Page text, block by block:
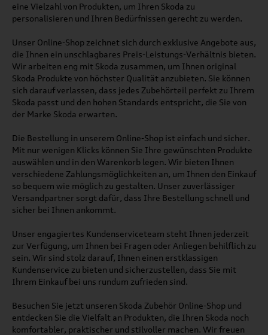
eine Vielzahl von Produkten, um Ihren Skoda zu
personalisieren und Ihren Bedürfnissen gerecht zu werden.
Unser Online-Shop zeichnet sich durch exklusive Angebote aus,
die Ihnen ein unschlagbares Preis-Leistungs-Verhältnis bieten.
Wir arbeiten eng mit Skoda zusammen, um Ihnen original
Skoda Produkte von höchster Qualität anzubieten. Sie können
sich darauf verlassen, dass jedes Zubehörteil perfekt zu Ihrem
Skoda passt und den hohen Standards entspricht, die Sie von
der Marke Skoda erwarten.
Die Bestellung in unserem Online-Shop ist einfach und sicher.
Mit nur wenigen Klicks können Sie Ihre gewünschten Produkte
auswählen und in den Warenkorb legen. Wir bieten Ihnen
verschiedene Zahlungsmöglichkeiten an, um Ihnen den Einkauf
so bequem wie möglich zu gestalten. Unser zuverlässiger
Versandpartner sorgt dafür, dass Ihre Bestellung schnell und
sicher bei Ihnen ankommt.
Unser engagiertes Kundenserviceteam steht Ihnen jederzeit
zur Verfügung, um Ihnen bei Fragen oder Anliegen behilflich zu
sein. Wir sind stolz darauf, Ihnen einen erstklassigen
Kundenservice zu bieten und sicherzustellen, dass Sie mit
Ihrem Einkauf bei uns rundum zufrieden sind.
Besuchen Sie jetzt unseren Skoda Zubehör Online-Shop und
entdecken Sie die Vielfalt an Produkten, die Ihren Skoda noch
komfortabler, praktischer und stilvoller machen. Wir freuen